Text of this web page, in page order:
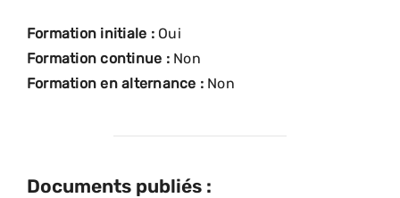
Formation initiale : Oui
Formation continue : Non
Formation en alternance : Non
Documents publiés :